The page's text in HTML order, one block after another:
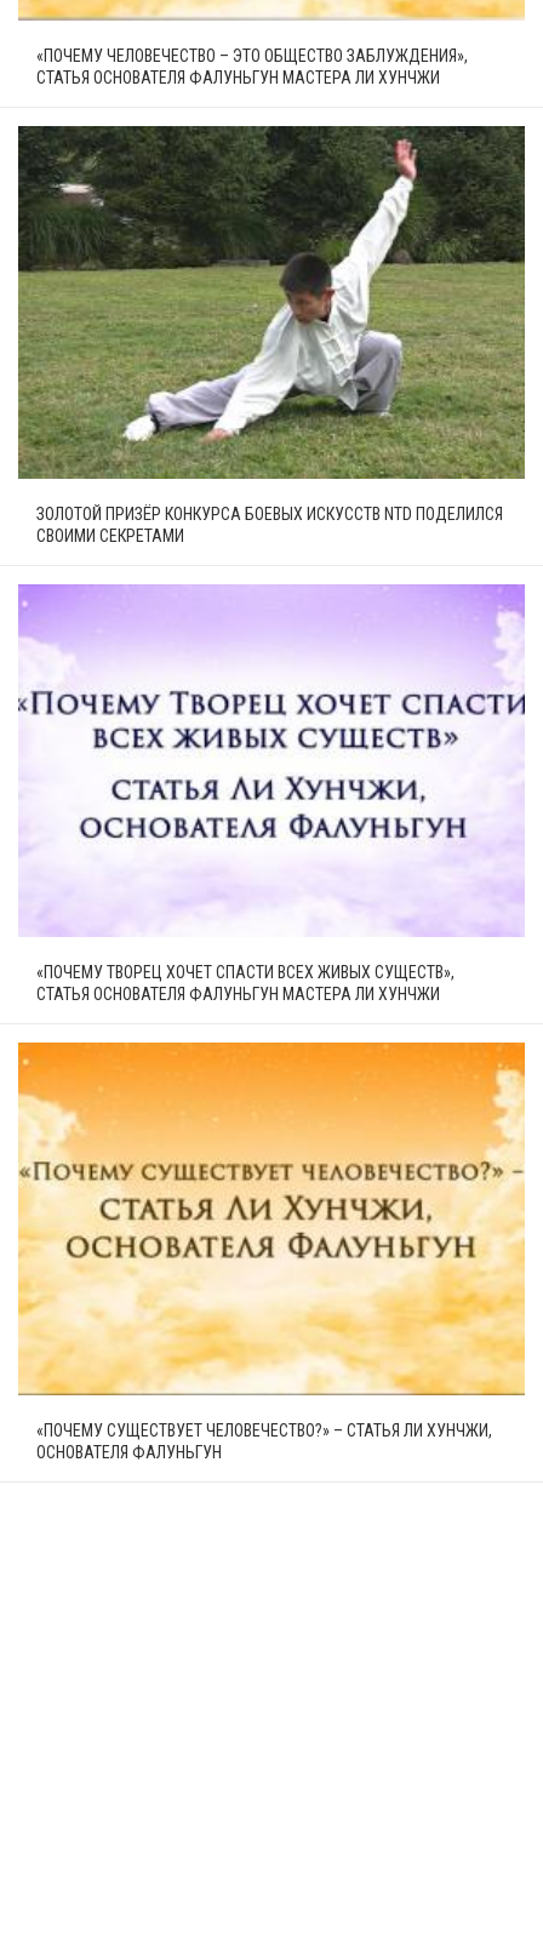
«ПОЧЕМУ ЧЕЛОВЕЧЕСТВО – ЭТО ОБЩЕСТВО ЗАБЛУЖДЕНИЯ»,
СТАТЬЯ ОСНОВАТЕЛЯ ФАЛУНЬГУН МАСТЕРА ЛИ ХУНЧЖИ
ЗОЛОТОЙ ПРИЗЁР КОНКУРСА БОЕВЫХ ИСКУССТВ NTD ПОДЕЛИЛСЯ
СВОИМИ СЕКРЕТАМИ
«ПОЧЕМУ ТВОРЕЦ ХОЧЕТ СПАСТИ ВСЕХ ЖИВЫХ СУЩЕСТВ»,
СТАТЬЯ ОСНОВАТЕЛЯ ФАЛУНЬГУН МАСТЕРА ЛИ ХУНЧЖИ
«ПОЧЕМУ СУЩЕСТВУЕТ ЧЕЛОВЕЧЕСТВО?» – СТАТЬЯ ЛИ ХУНЧЖИ,
ОСНОВАТЕЛЯ ФАЛУНЬГУН